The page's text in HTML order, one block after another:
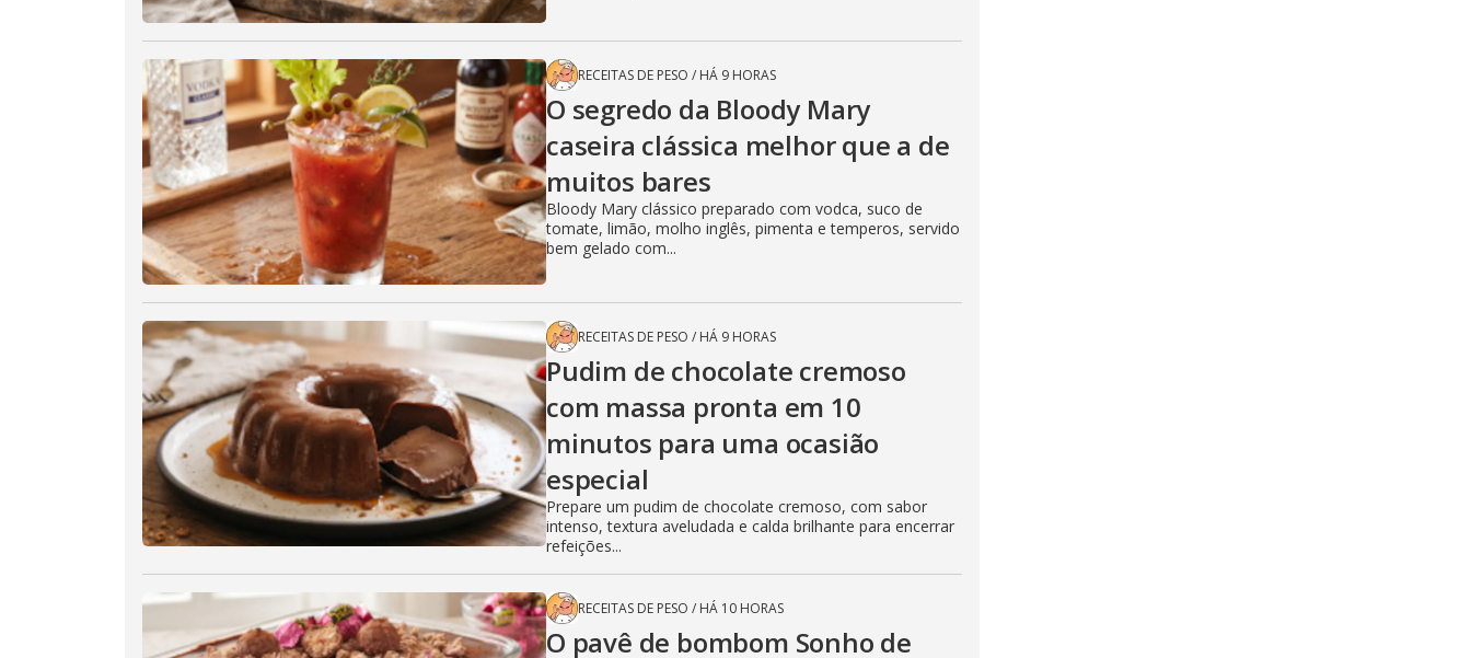
RECEITAS DE PESO / HÁ 9 HORAS
O segredo da Bloody Mary
caseira clássica melhor que a de
muitos bares
Bloody Mary clássico preparado com vodca, suco de
tomate, limão, molho inglês, pimenta e temperos, servido
bem gelado com...
RECEITAS DE PESO / HÁ 9 HORAS
Pudim de chocolate cremoso
com massa pronta em 10
minutos para uma ocasião
especial
Prepare um pudim de chocolate cremoso, com sabor
intenso, textura aveludada e calda brilhante para encerrar
refeições...
RECEITAS DE PESO / HÁ 10 HORAS
O pavê de bombom Sonho de